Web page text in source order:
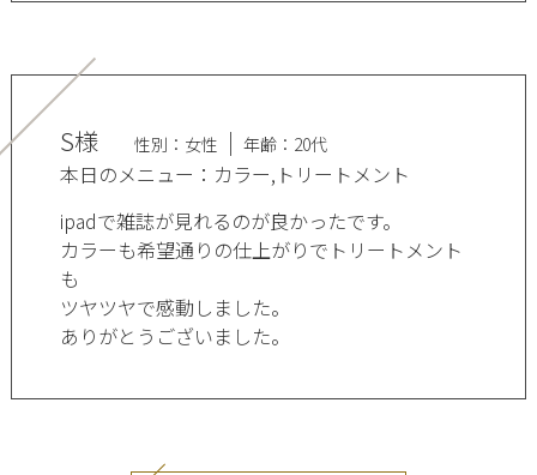
S様 性別：女性 年齢：20代
本日のメニュー：カラー,トリートメント
ipadで雑誌が見れるのが良かったです。
カラーも希望通りの仕上がりでトリートメント
も
ツヤツヤで感動しました。
ありがとうございました。